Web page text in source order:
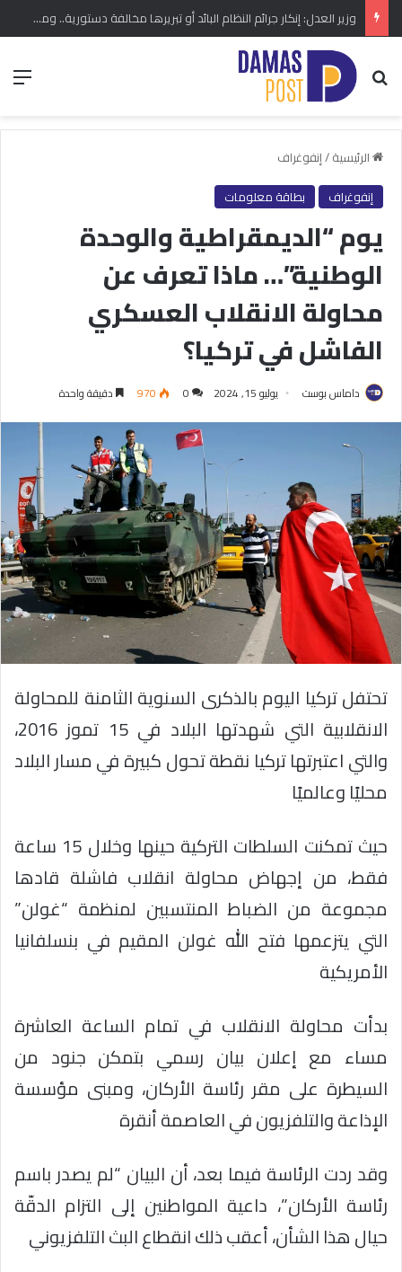
وزير العدل: إنكار جرائم النظام البائد أو تبريرها مخالفة دستورية.. ومشروع قانون خاص إلى مجلس الشعب
بحث عن
الرئيسية/إنفوغراف
إنفوغراف
بطاقة معلومات
يوم “الديمقراطية والوحدة
الوطنية”… ماذا تعرف عن
محاولة الانقلاب العسكري
الفاشل في تركيا؟
داماس بوست يوليو 15, 2024 0
970 دقيقة واحدة
تحتفل تركيا اليوم بالذكرى السنوية الثامنة للمحاولة
الانقلابية التي شهدتها البلاد في 15 تموز 2016،
والتي اعتبرتها تركيا نقطة تحول كبيرة في مسار البلاد
محليًا وعالميًا
حيث تمكنت السلطات التركية حينها وخلال 15 ساعة
فقط، من إجهاض محاولة انقلاب فاشلة قادها
مجموعة من الضباط المنتسبين لمنظمة “غولن”
التي يتزعمها فتح الله غولن المقيم في بنسلفانيا
الأمريكية
بدأت محاولة الانقلاب في تمام الساعة العاشرة
مساء مع إعلان بيان رسمي بتمكن جنود من
السيطرة على مقر رئاسة الأركان، ومبنى مؤسسة
الإذاعة والتلفزيون في العاصمة أنقرة
وقد ردت الرئاسة فيما بعد، أن البيان “لم يصدر باسم
رئاسة الأركان”، داعية المواطنين إلى التزام الدقّة
حيال هذا الشأن، أعقب ذلك انقطاع البث التلفزيوني